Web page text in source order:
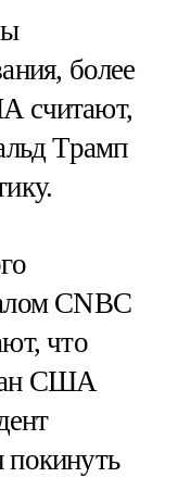
более
считают,
Трамп
CNBC
что
США